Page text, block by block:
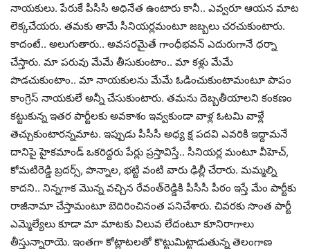
నాయ‌కులు. పేరుకే పీసీసీ అధినేత ఉంటారు కానీ.. ఎవ్వ‌రూ ఆయ‌న మాట
లెక్క‌చేయ‌రు. త‌మ‌కు తామే సీనియ‌ర్ల‌మంటూ జ‌బ్బ‌లు చ‌ర‌చుకుంటారు.
కాదంటే.. అలుగుతారు.. అవ‌స‌ర‌మైతే గాంధీభ‌వ‌న్ ఎదురుగానే ధ‌ర్నా
చేస్తారు. మా ప‌రువు మేమే తీసుకుంటాం.. మా క‌ళ్లు మేమే
పొడ‌చుకుంటాం.. మా నాయ‌కుల‌ను మేమే ఓడించుకుంటామంటూ పాపం
కాంగ్రెస్ నాయ‌కులే అన్నీ చేసుకుంటారు. త‌మ‌ను దెబ్బ‌తీయాల‌ని కంక‌ణం
క‌ట్టుకున్న ఇత‌ర పార్టీల‌కు అవ‌కాశం ఇవ్వ‌కుండా వాళ్ల ఓట‌మి వాళ్లే
తెచ్చుకుంటార‌న్న‌మాట‌. ఇప్పుడు పీసీసీ అధ్య క్ష ప‌ద‌వి ఎవ‌రికి ఇద్దామ‌నే
దానిపై హైక‌మాండ్ ఒక‌రిద్ద‌రు పేర్లు ప్ర‌స్తావిస్తే.. సీనియ‌ర్ల మంటూ వీహెచ్‌,
కోమ‌టిరెడ్డి బ్ర‌ద‌ర్స్‌, పొన్నాల‌, భ‌ట్టి వంటి వారు ఢిల్లీ చేరారు. మ‌మ్మ‌ల్ని
కాద‌ని.. నిన్న‌గాక మొన్న వ‌చ్చిన రేవంత్‌రెడ్డికి పీసీసీ పీఠం ఇస్తే మేం పార్టీకు
రాజీనామా చేస్తామంటూ బెదిరించినంత ప‌నిచేశారు. చివ‌ర‌కు సొంత పార్టీ
ఎమ్మెల్యేలు కూడా మా మాట‌కు విలువ లేదంటూ కూనిరాగాలు
తీస్తున్నారాయె. ఇంత‌గా కోట్లాట‌ల‌తో కొట్టుమిట్టాడుతున్న తెలంగాణ